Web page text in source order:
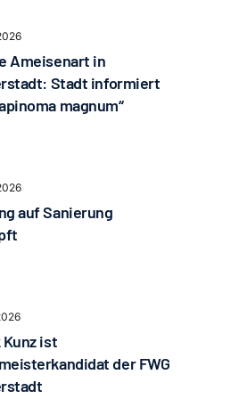
Ameisenart in
Stadt informiert
magnum“
auf Sanierung
ist
der FWG